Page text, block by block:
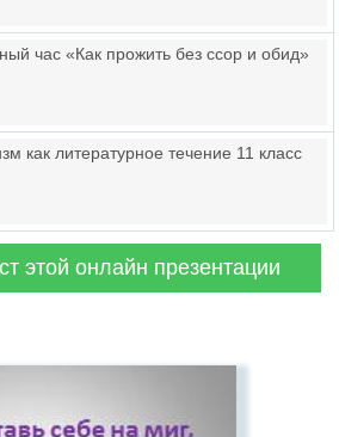
час «Как прожить без ссор и обид»
как литературное течение 11 класс
этой онлайн презентации